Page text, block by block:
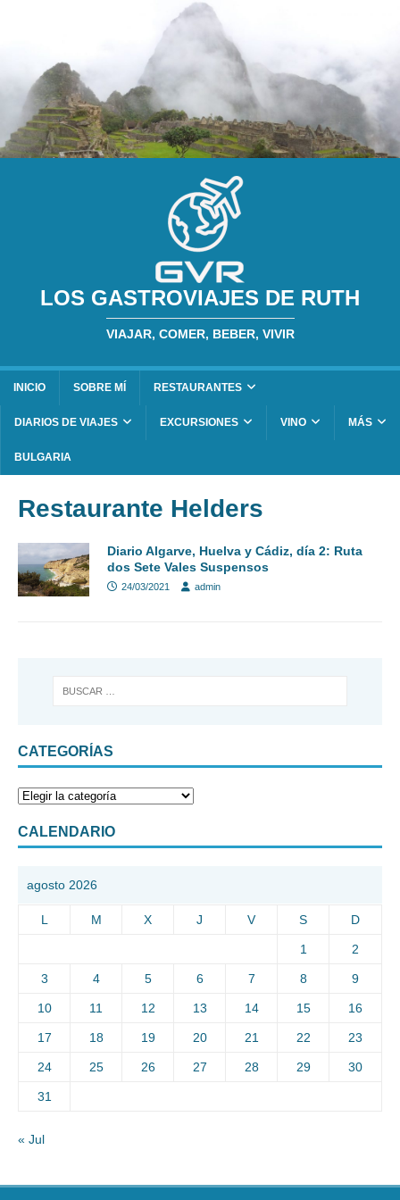
LOS GASTROVIAJES DE RUTH
VIAJAR, COMER, BEBER, VIVIR
INICIO SOBRE MÍ RESTAURANTES
DIARIOS DE VIAJES EXCURSIONES VINO MÁS
BULGARIA
Restaurante Helders
Diario Algarve, Huelva y Cádiz, día 2: Ruta
dos Sete Vales Suspensos
24/03/2021 admin
CATEGORÍAS
CALENDARIO
agosto 2026
L M X J V S D
1 2
3 4 5 6 7 8 9
10 11 12 13 14 15 16
17 18 19 20 21 22 23
24 25 26 27 28 29 30
31
« Jul